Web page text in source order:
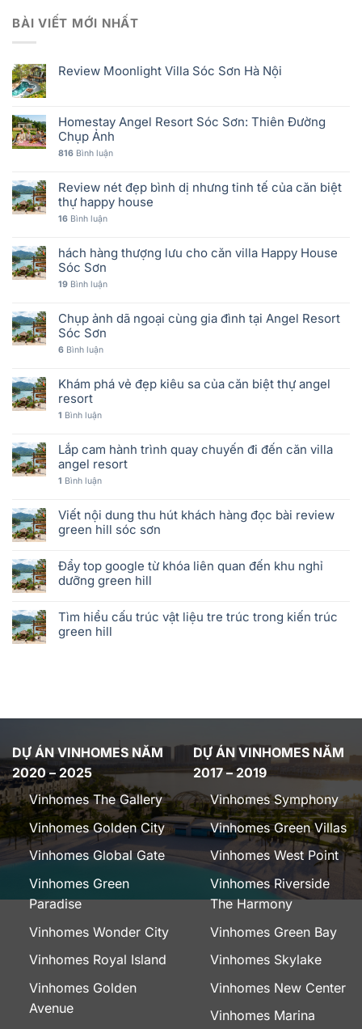
BÀI VIẾT MỚI NHẤT
Review Moonlight Villa Sóc Sơn Hà Nội
Homestay Angel Resort Sóc Sơn: Thiên Đường
Chụp Ảnh
816 Bình luận
Review nét đẹp bình dị nhưng tinh tế của căn biệt
thự happy house
16 Bình luận
hách hàng thượng lưu cho căn villa Happy House
Sóc Sơn
19 Bình luận
Chụp ảnh dã ngoại cùng gia đình tại Angel Resort
Sóc Sơn
6 Bình luận
Khám phá vẻ đẹp kiêu sa của căn biệt thự angel
resort
1 Bình luận
Lắp cam hành trình quay chuyến đi đến căn villa
angel resort
1 Bình luận
Viết nội dung thu hút khách hàng đọc bài review
green hill sóc sơn
Đẩy top google từ khóa liên quan đến khu nghỉ
dưỡng green hill
Tìm hiểu cấu trúc vật liệu tre trúc trong kiến trúc
green hill
DỰ ÁN VINHOMES NĂM
2020 – 2025
Vinhomes The Gallery
Vinhomes Golden City
Vinhomes Global Gate
Vinhomes Green
Paradise
Vinhomes Wonder City
Vinhomes Royal Island
Vinhomes Golden
Avenue
DỰ ÁN VINHOMES NĂM
2017 – 2019
Vinhomes Symphony
Vinhomes Green Villas
Vinhomes West Point
Vinhomes Riverside
The Harmony
Vinhomes Green Bay
Vinhomes Skylake
Vinhomes New Center
Vinhomes Marina